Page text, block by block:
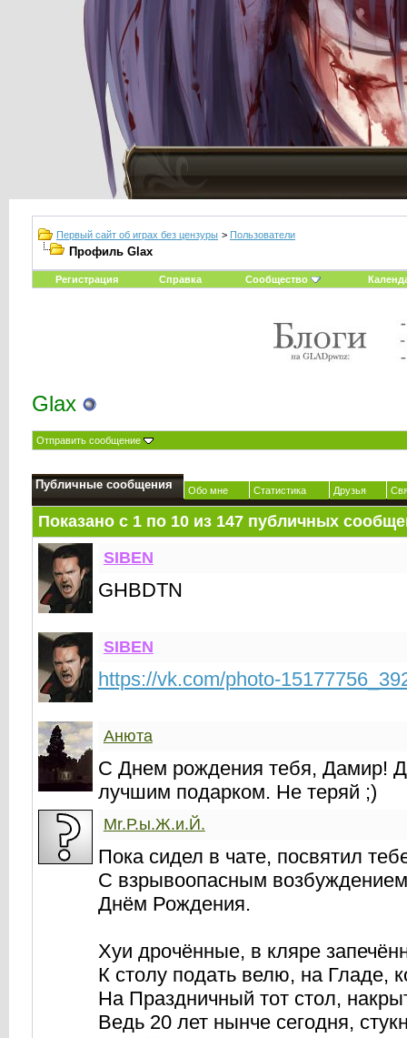
Первый сайт об играх без цензуры > Пользователи
Профиль Glax
Регистрация Справка Сообщество
Glax
Отправить сообщение
Публичные сообщения Обо мне Статистика Друзья
Показано с 1 по 10из 147публичных
SIBEN
GHBDTN
SIBEN
https://vk.com/photo-
Анюта
С Днем рождения тебя, Дамир!
лучшим подарком. Не теряй ;)
Mr.Р.ы.Ж.и.Й.
Пока сидел в чате, посвятил
С взрывоопасным
Днём Рождения.
Хуи дрочённые, в кляре
К столу подать велю, на Гладе,
На Праздничный тот стол,
Ведь 20 лет нынче сегодня,